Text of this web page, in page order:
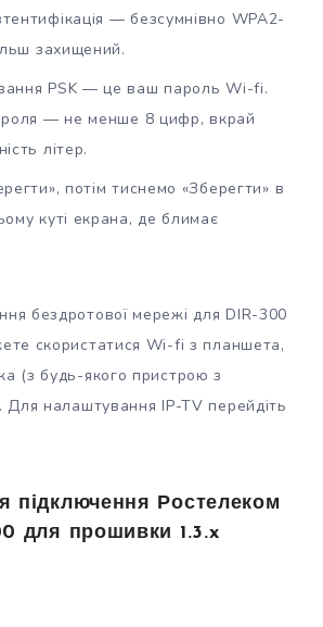
— безсумнівно WPA2-
захищений.
PSK — це ваш пароль Wi-fi.
— не менше 8 цифр, вкрай
літер.
потім тиснемо «Зберегти» в
куті екрана, де блимає
бездротової мережі для DIR-300
скористатися Wi-fi з планшета,
(з будь-якого пристрою з
налаштування IP-TV перейдіть
підключення Ростелеком
для прошивки 1.3.x